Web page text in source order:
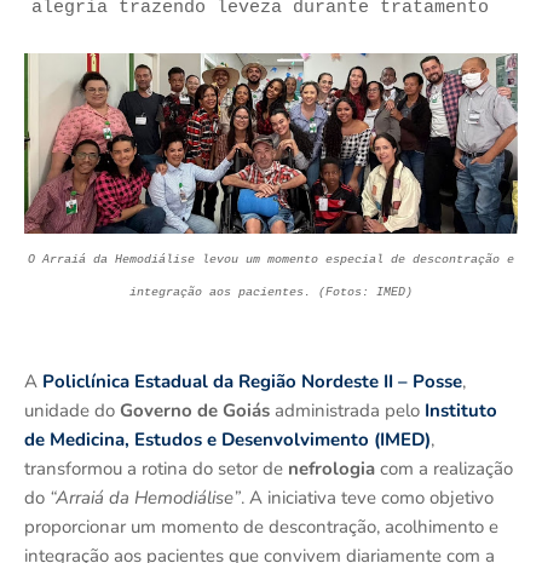
alegria trazendo leveza durante tratamento
O Arraiá da Hemodiálise levou um momento especial de descontração e
integração aos pacientes. (Fotos: IMED)
A Policlínica Estadual da Região Nordeste II – Posse,
unidade do Governo de Goiás administrada pelo Instituto
de Medicina, Estudos e Desenvolvimento (IMED),
transformou a rotina do setor de nefrologia com a realização
do “Arraiá da Hemodiálise”. A iniciativa teve como objetivo
proporcionar um momento de descontração, acolhimento e
integração aos pacientes que convivem diariamente com a